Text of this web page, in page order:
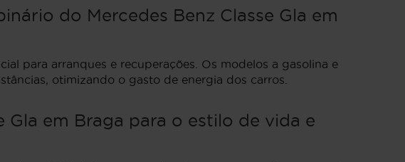
do Mercedes Benz Classe Gla em
para arranques e recuperações. Os modelos a gasolina e
otimizando o gasto de energia dos carros.
Gla em Braga para o estilo de vida e